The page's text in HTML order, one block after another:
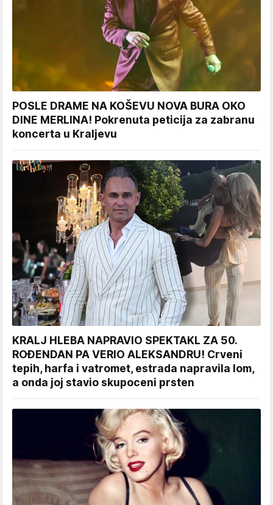
POSLE DRAME NA KOŠEVU NOVA BURA OKO
DINE MERLINA! Pokrenuta peticija za zabranu
koncerta u Kraljevu
KRALJ HLEBA NAPRAVIO SPEKTAKL ZA 50.
ROĐENDAN PA VERIO ALEKSANDRU! Crveni
tepih, harfa i vatromet, estrada napravila lom,
a onda joj stavio skupoceni prsten